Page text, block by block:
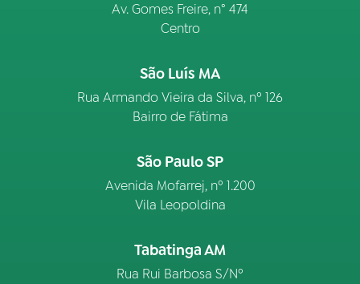
Av. Gomes Freire, n° 474
Centro
São Luís MA
Rua Armando Vieira da Silva, nº 126
Bairro de Fátima
São Paulo SP
Avenida Mofarrej, nº 1.200
Vila Leopoldina
Tabatinga AM
Rua Rui Barbosa S/Nº